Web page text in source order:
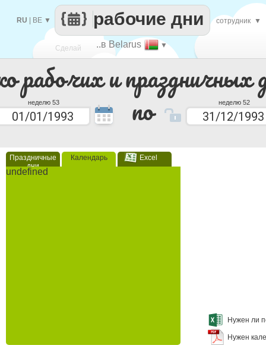
рабочих и праздничных
неделю 53 по неделю 52
Праздничные
дни
Календарь Excel
undefined
Нужен ли
Нужен
Сделай
каждый
..в Belarus ▼
рабочие дни
RU BE ▼ сотрудник ▼